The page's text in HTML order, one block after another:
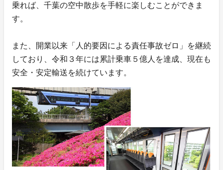
乗れば、千葉の空中散歩を手軽に楽しむことができま
す。
また、開業以来「人的要因による責任事故ゼロ」を継続
しており、令和３年には累計乗車５億人を達成、現在も
安全・安定輸送を続けています。